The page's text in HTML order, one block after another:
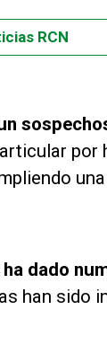
RCN
por
dado
han sido